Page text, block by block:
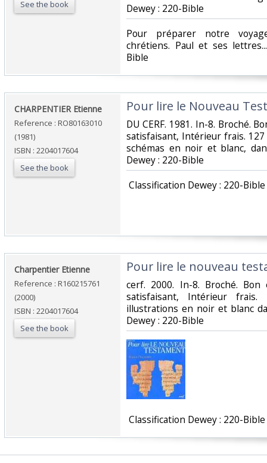
See the book
Dewey : 220-Bible‎
‎Pour préparer notre
chrétiens. Paul et ses
Bible‎
‎CHARPENTIER Etienne‎
Reference : RO80163010
(1981)
ISBN : 2204017604
See the book
‎Pour lire le Nouveau
‎DU CERF. 1981. In-8. Broché.
satisfaisant, Intérieur frais.
schémas en noir et blanc,
Dewey : 220-Bible‎
‎ Classification Dewey : 220-Bible‎
‎Charpentier Etienne‎
Reference : R160215761
(2000)
ISBN : 2204017604
See the book
‎Pour lire le nouveau
‎cerf. 2000. In-8. Broché. Bon
satisfaisant, Intérieur
illustrations en noir et blanc
Dewey : 220-Bible‎
‎ Classification Dewey : 220-Bible‎